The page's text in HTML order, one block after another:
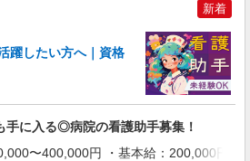
円〜220,000円 ・資格手当：10,000〜
20,000〜60,000円（勤続年数、保有資格
動） ・固定残業手当：20,000円（10時
固定残業時間を超過する場合には超過勤務
して別途支給 ・夜勤手当：10,000円/1回
は別に支給） 下記資格をお持ちの方
知症介護基礎研修 ・初任者研修 ・実務
川県秦野市
詳細を見る
んのサポート担当＊未経験OK！き
新着
躍したい方へ｜資格
手に入る◎病院の看護助手募集！
〜400,000円 ・基本給：200,000円